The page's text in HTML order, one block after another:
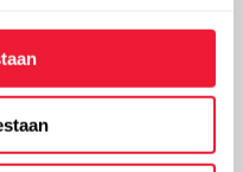
gegevens zetten
in om dat veilig te